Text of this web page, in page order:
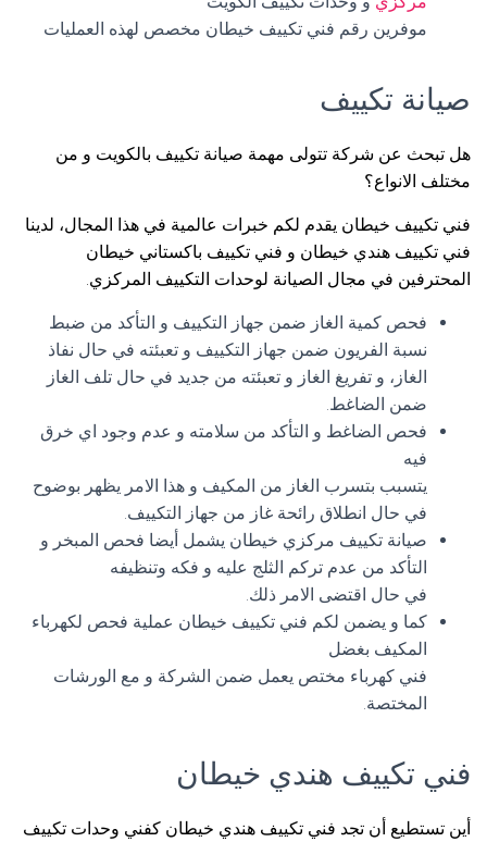
موفرين رقم فني تكييف خيطان مخصص لهذه العمليات
صيانة تكييف
هل تبحث عن شركة تتولى مهمة صيانة تكييف بالكويت و من
مختلف الانواع؟
فني تكييف خيطان يقدم لكم خبرات عالمية في هذا المجال، لدينا
فني تكييف هندي خيطان و فني تكييف باكستاني خيطان
المحترفين في مجال الصيانة لوحدات التكييف المركزي.
فحص كمية الغاز ضمن جهاز التكييف و التأكد من ضبط
نسبة الفريون ضمن جهاز التكييف و تعبئته في حال نفاذ
الغاز، و تفريغ الغاز و تعبئته من جديد في حال تلف الغاز
ضمن الضاغط.
فحص الضاغط و التأكد من سلامته و عدم وجود اي خرق
فيه
يتسبب بتسرب الغاز من المكيف و هذا الامر يظهر بوضوح
في حال انطلاق رائحة غاز من جهاز التكييف.
صيانة تكييف مركزي خيطان يشمل أيضا فحص المبخر و
التأكد من عدم تركم الثلج عليه و فكه وتنظيفه
في حال اقتضى الامر ذلك.
كما و يضمن لكم فني تكييف خيطان عملية فحص لكهرباء
المكيف بغضل
فني كهرباء مختص يعمل ضمن الشركة و مع الورشات
المختصة.
فني تكييف هندي خيطان
أين تستطيع أن تجد فني تكييف هندي خيطان كفني وحدات تكييف